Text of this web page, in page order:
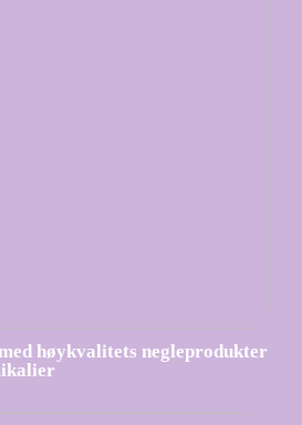
høykvalitets negleprodukter